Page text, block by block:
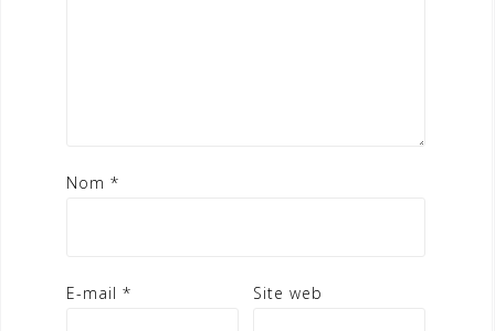
Nom *
E-mail * Site web